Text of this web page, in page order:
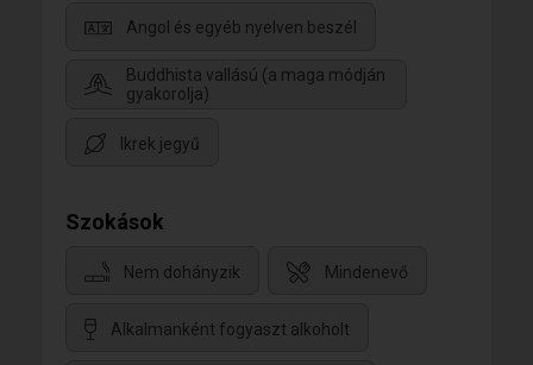
Angol és egyéb nyelven beszél
Buddhista vallású (a maga módján
gyakorolja)
Ikrek jegyű
Szokások
Nem dohányzik Mindenevő
Alkalmanként fogyaszt alkoholt